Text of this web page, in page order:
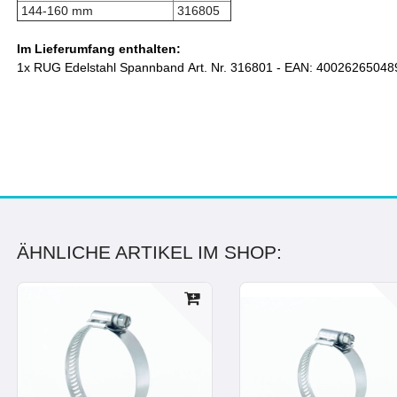
144-160 mm 316805
Im Lieferumfang enthalten:
1x RUG Edelstahl Spannband Art. Nr. 316801 - EAN:
ÄHNLICHE ARTIKEL IM SHOP: